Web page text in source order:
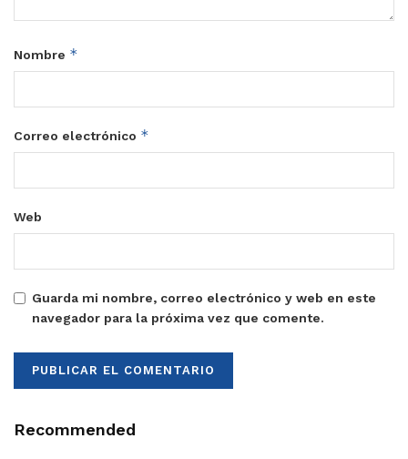
Nombre *
Correo electrónico *
Web
Guarda mi nombre, correo electrónico y web en este
navegador para la próxima vez que comente.
Recommended